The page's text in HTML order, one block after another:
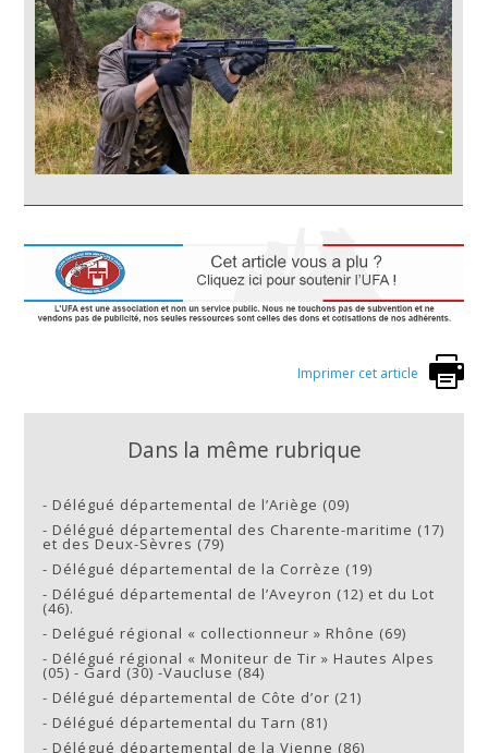
Imprimer cet article
Dans la même rubrique
-Délégué départemental de l’Ariège (09)
-Délégué départemental des Charente-maritime (17)
et des Deux-Sèvres (79)
-Délégué départemental de la Corrèze (19)
-Délégué départemental de l’Aveyron (12) et du Lot
(46).
-Delégué régional « collectionneur » Rhône (69)
-Délégué régional « Moniteur de Tir » Hautes Alpes
(05) - Gard (30) -Vaucluse (84)
-Délégué départemental de Côte d’or (21)
-Délégué départemental du Tarn (81)
-Délégué départemental de la Vienne (86)